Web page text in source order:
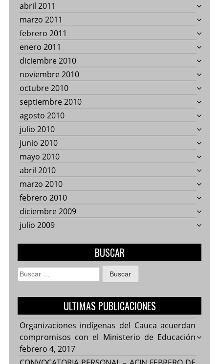
abril 2011
marzo 2011
febrero 2011
enero 2011
diciembre 2010
noviembre 2010
octubre 2010
septiembre 2010
agosto 2010
julio 2010
junio 2010
mayo 2010
abril 2010
marzo 2010
febrero 2010
diciembre 2009
julio 2009
BUSCAR
Buscar:
ULTIMAS PUBLICACIONES
Organizaciones indígenas del Cauca acuerdan
compromisos con el Ministerio de Educación
febrero 4, 2017